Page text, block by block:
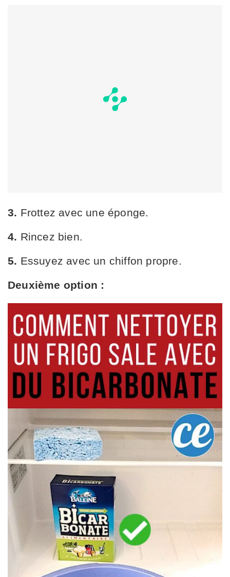
3. Frottez avec une éponge.
4. Rincez bien.
5. Essuyez avec un chiffon propre.
Deuxième option :